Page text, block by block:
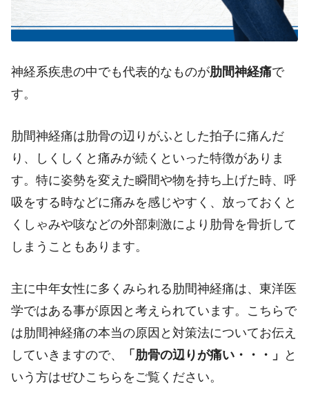
神経系疾患の中でも代表的なものが肋間神経痛で
す。
肋間神経痛は肋骨の辺りがふとした拍子に痛んだ
り、しくしくと痛みが続くといった特徴がありま
す。特に姿勢を変えた瞬間や物を持ち上げた時、呼
吸をする時などに痛みを感じやすく、放っておくと
くしゃみや咳などの外部刺激により肋骨を骨折して
しまうこともあります。
主に中年女性に多くみられる肋間神経痛は、東洋医
学ではある事が原因と考えられています。こちらで
は肋間神経痛の本当の原因と対策法についてお伝え
していきますので、
「肋骨の辺りが痛い・・・」
と
いう方はぜひこちらをご覧ください。